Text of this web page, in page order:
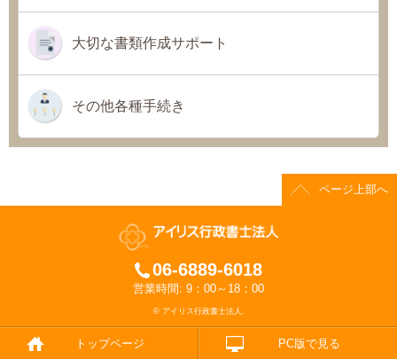
大切な書類作成サポート
その他各種手続き
ページ上部へ
06-6889-6018
営業時間: 9：00～18：00
© アイリス行政書士法人.
トップページ PC版で見る